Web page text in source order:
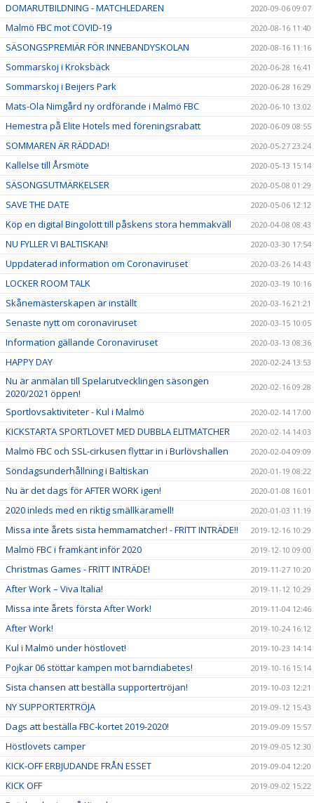
DOMARUTBILDNING - MATCHLEDAREN 2020-09-06 09:07
Malmö FBC mot COVID-19 2020-08-16 11:40
SÄSONGSPREMIÄR FÖR INNEBANDYSKOLAN 2020-08-16 11:16
Sommarskoj i Kroksbäck 2020-06-28 16:41
Sommarskoj i Beijers Park 2020-06-28 16:29
Mats-Ola Nimgård ny ordförande i Malmö FBC 2020-06-10 13:02
Hemestra på Elite Hotels med föreningsrabatt 2020-06-09 08:55
SOMMAREN ÄR RÄDDAD! 2020-05-27 23:24
Kallelse till Årsmöte 2020-05-13 15:14
SÄSONGSUTMÄRKELSER 2020-05-08 01:29
SAVE THE DATE 2020-05-06 12:12
Köp en digital Bingolott till påskens stora hemmakväll 2020-04-08 08:43
NU FYLLER VI BALTISKAN! 2020-03-30 17:54
Uppdaterad information om Coronaviruset 2020-03-26 14:43
LOCKER ROOM TALK 2020-03-19 10:16
Skånemästerskapen är inställt 2020-03-16 21:21
Senaste nytt om coronaviruset 2020-03-15 10:05
Information gällande Coronaviruset 2020-03-13 08:36
HAPPY DAY 2020-02-24 13:53
Nu är anmälan till Spelarutvecklingen säsongen
2020/2021 öppen!
2020-02-16 09:28
Sportlovsaktiviteter - Kul i Malmö 2020-02-14 17:00
KICKSTARTA SPORTLOVET MED DUBBLA ELITMATCHER 2020-02-14 14:03
Malmö FBC och SSL-cirkusen flyttar in i Burlövshallen 2020-02-04 09:09
Söndagsunderhållning i Baltiskan 2020-01-19 08:22
Nu är det dags för AFTER WORK igen! 2020-01-08 16:01
2020 inleds med en riktig smällkaramell! 2020-01-03 11:19
Missa inte årets sista hemmamatcher! - FRITT INTRÄDE!! 2019-12-16 10:29
Malmö FBC i framkant inför 2020 2019-12-10 09:00
Christmas Games - FRITT INTRÄDE! 2019-11-27 10:20
After Work – Viva Italia! 2019-11-12 10:29
Missa inte årets första After Work! 2019-11-04 12:46
After Work! 2019-10-24 16:12
Kul i Malmö under höstlovet! 2019-10-23 14:14
Pojkar 06 stöttar kampen mot barndiabetes! 2019-10-16 15:14
Sista chansen att beställa supportertröjan! 2019-10-03 12:21
NY SUPPORTERTRÖJA 2019-09-12 15:43
Dags att beställa FBC-kortet 2019-2020! 2019-09-09 15:57
Höstlovets camper 2019-09-05 12:30
KICK-OFF ERBJUDANDE FRÅN ESSET 2019-09-04 12:20
KICK OFF 2019-09-02 15:22